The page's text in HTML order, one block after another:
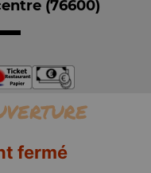
(76600)
fermé